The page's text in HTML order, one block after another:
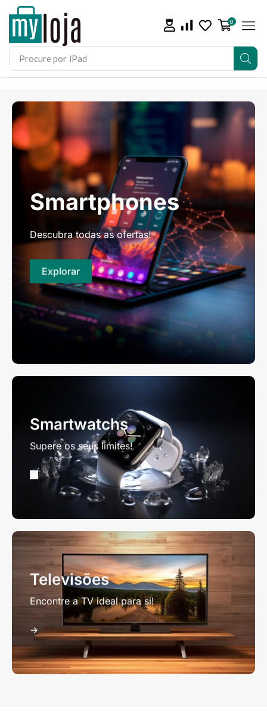
Procure por iPhone 15
0
Smartphones
Descubra todas as ofertas!
Explorar
Smartwatchs
Supere os seus limites!
->
Televisões
Encontre a TV ideal para si!
->